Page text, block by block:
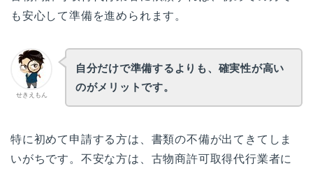
も安心して準備を進められます。
せきえもん
自分だけで準備するよりも、確実性が高い
のがメリットです。
特に初めて申請する方は、書類の不備が出てきてしま
いがちです。不安な方は、古物商許可取得代行業者に